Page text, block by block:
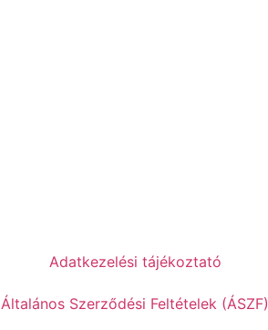
Adatkezelési tájékoztató
Általános Szerződési Feltételek (ÁSZF)